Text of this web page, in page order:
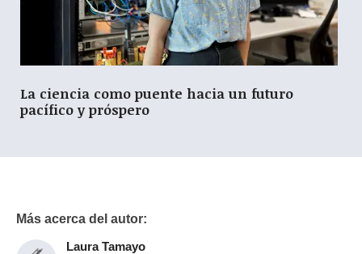
La ciencia como puente hacia un futuro
pacífico y próspero
Más acerca del autor:
Laura Tamayo